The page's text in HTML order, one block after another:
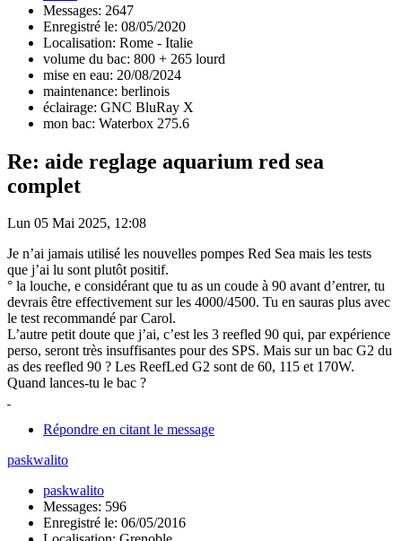
Messages: 2647
Enregistré le: 08/05/2020
Localisation: Rome - Italie
volume du bac: 800 + 265 lourd
mise en eau: 20/08/2024
maintenance: berlinois
éclairage: GNC BluRay X
mon bac: Waterbox 275.6
Re: aide reglage aquarium red sea
complet
Lun 05 Mai 2025, 12:08
Je n’ai jamais utilisé les nouvelles pompes Red Sea mais les tests
que j’ai lu sont plutôt positif.
° la louche, e considérant que tu as un coude à 90 avant d’entrer, tu
devrais être effectivement sur les 4000/4500. Tu en sauras plus avec
le test recommandé par Carol.
L’autre petit doute que j’ai, c’est les 3 reefled 90 qui, par expérience
perso, seront très insuffisantes pour des SPS. Mais sur un bac G2 du
as des reefled 90 ? Les ReefLed G2 sont de 60, 115 et 170W.
Quand lances-tu le bac ?
Répondre en citant le message
paskwalito
paskwalito
Messages: 596
Enregistré le: 06/05/2016